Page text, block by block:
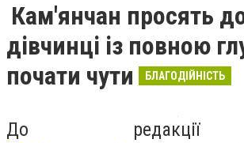
Кам'янчан просять
дівчинці із повною
почати чути
БЛАГОДІЙНІСТЬ
До редакції